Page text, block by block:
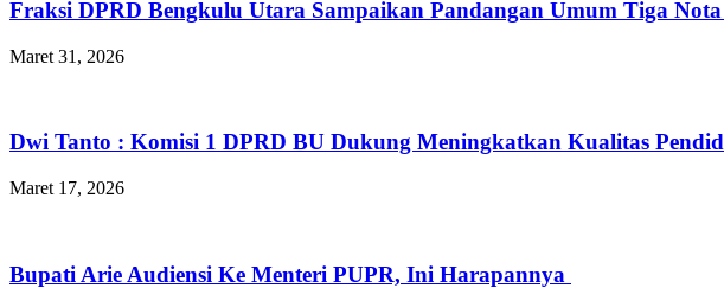
Fraksi DPRD Bengkulu Utara Sampaikan Pandangan Umum Tiga
Maret 31, 2026
Dwi Tanto : Komisi 1 DPRD BU Dukung Meningkatkan Kualitas
Maret 17, 2026
Bupati Arie Audiensi Ke Menteri PUPR, Ini Harapannya